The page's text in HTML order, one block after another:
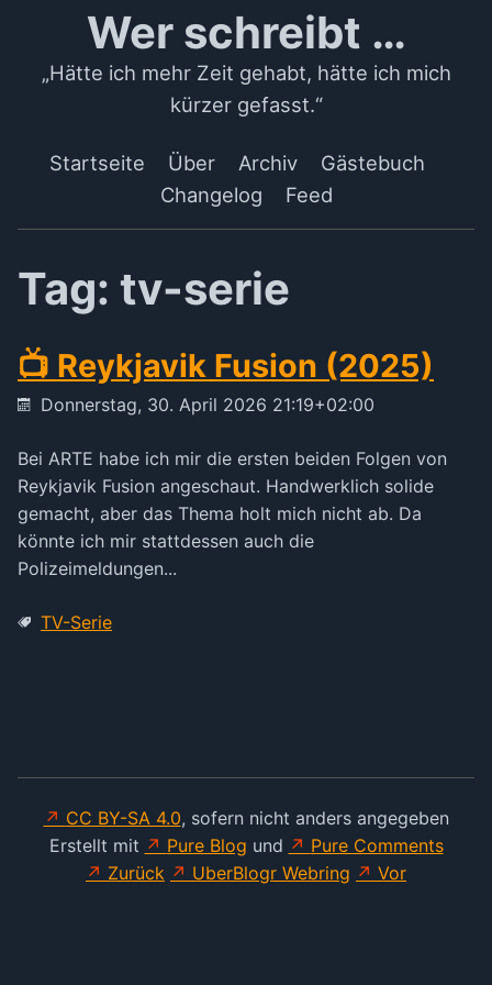
Wer schreibt …
„Hätte ich mehr Zeit gehabt, hätte ich mich
kürzer gefasst.“
Startseite Über Archiv
Gästebuch
Changelog
Feed
Tag: tv-serie
📺 Reykjavik Fusion (2025)
Donnerstag, 30. April 2026 21:19+02:00
Bei ARTE habe ich mir die ersten beiden Folgen von
Reykjavik Fusion angeschaut. Handwerklich solide
gemacht, aber das Thema holt mich nicht ab. Da
könnte ich mir stattdessen auch die
Polizeimeldungen...
TV-Serie
CC BY-SA 4.0, sofern nicht anders angegeben
Erstellt mit
Pure Blog und
Pure Comments
Zurück
UberBlogr Webring Vor